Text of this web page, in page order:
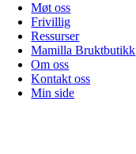
Møt oss
Frivillig
Ressurser
Mamilla Bruktbutikk
Om oss
Kontakt oss
Min side